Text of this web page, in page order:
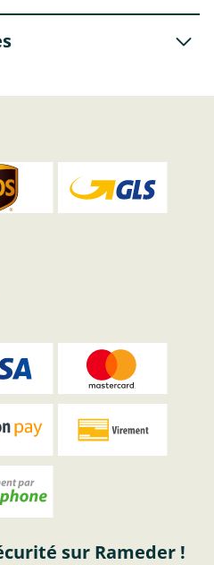
sur Rameder !